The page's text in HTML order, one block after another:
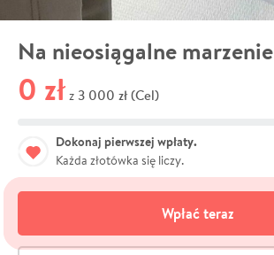
Na nieosiągalne marzenie
0 zł z 3 000 zł (Cel)
Dokonaj pierwszej wpłaty.
Każda złotówka się liczy.
Wpłać teraz